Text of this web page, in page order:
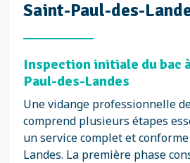
Saint-Paul-des-
Inspection initiale du bac
Paul-des-Landes
Une vidange professionnelle
comprend plusieurs étapes
un service complet et
Landes. La première phase